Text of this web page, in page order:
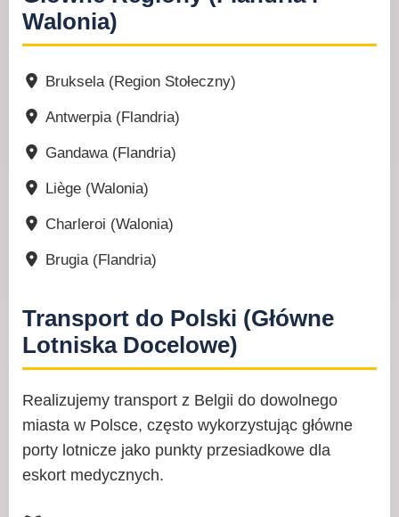
Walonia)
Bruksela (Region Stołeczny)
Antwerpia (Flandria)
Gandawa (Flandria)
Liège (Walonia)
Charleroi (Walonia)
Brugia (Flandria)
Transport do Polski (Główne
Lotniska Docelowe)
Realizujemy transport z Belgii do dowolnego
miasta w Polsce, często wykorzystując główne
porty lotnicze jako punkty przesiadkowe dla
eskort medycznych.